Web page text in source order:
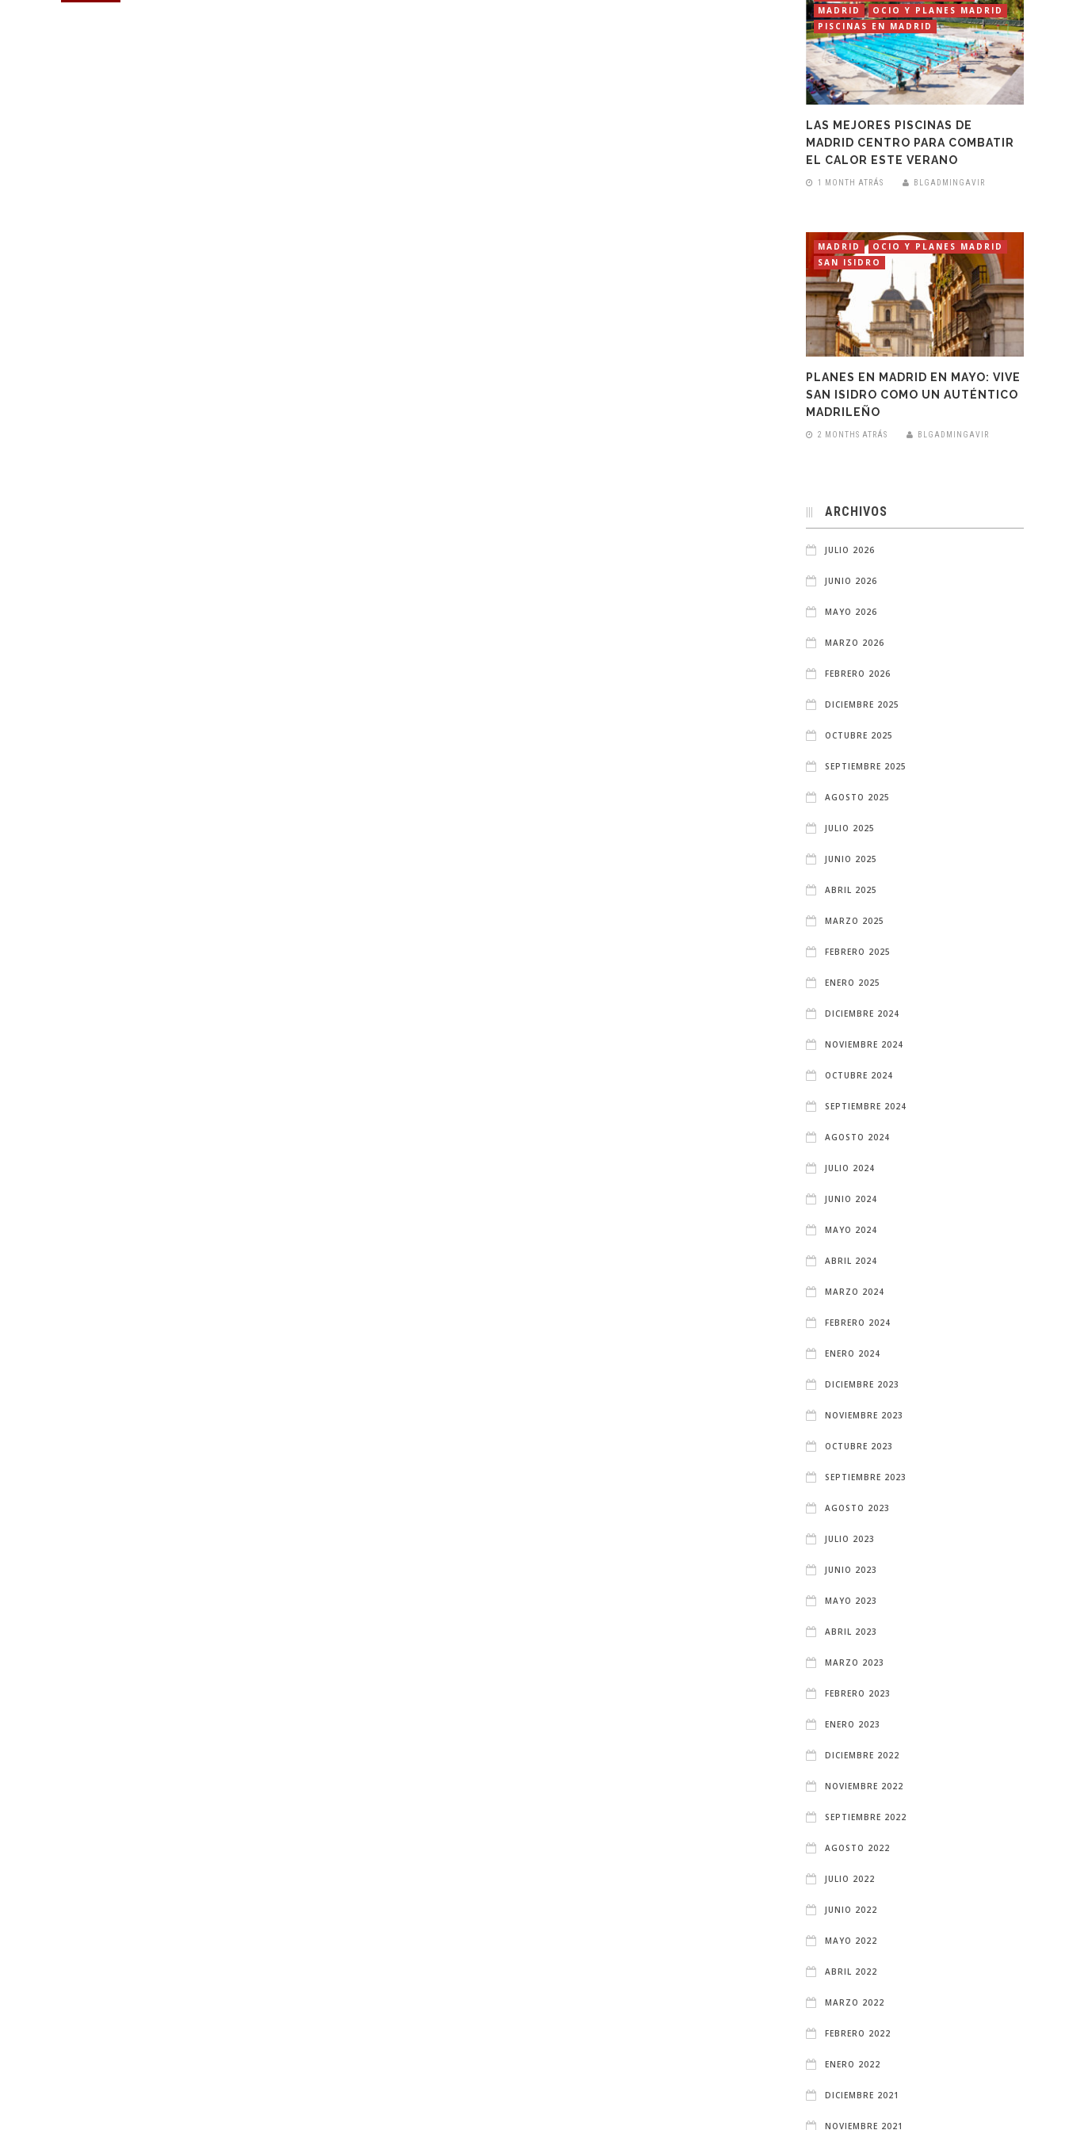
MADRID
OCIO Y PLANES MADRID
PISCINAS EN MADRID
LAS MEJORES PISCINAS DE
MADRID CENTRO PARA COMBATIR
EL CALOR ESTE VERANO
1 MONTH ATRÁS BLGADMINGAVIR
MADRID
OCIO Y PLANES MADRID
SAN ISIDRO
PLANES EN MADRID EN MAYO: VIVE
SAN ISIDRO COMO UN AUTÉNTICO
MADRILEÑO
2 MONTHS ATRÁS BLGADMINGAVIR
ARCHIVOS
JULIO 2026
JUNIO 2026
MAYO 2026
MARZO 2026
FEBRERO 2026
DICIEMBRE 2025
OCTUBRE 2025
SEPTIEMBRE 2025
AGOSTO 2025
JULIO 2025
JUNIO 2025
ABRIL 2025
MARZO 2025
FEBRERO 2025
ENERO 2025
DICIEMBRE 2024
NOVIEMBRE 2024
OCTUBRE 2024
SEPTIEMBRE 2024
AGOSTO 2024
JULIO 2024
JUNIO 2024
MAYO 2024
ABRIL 2024
MARZO 2024
FEBRERO 2024
ENERO 2024
DICIEMBRE 2023
NOVIEMBRE 2023
OCTUBRE 2023
SEPTIEMBRE 2023
AGOSTO 2023
JULIO 2023
JUNIO 2023
MAYO 2023
ABRIL 2023
MARZO 2023
FEBRERO 2023
ENERO 2023
DICIEMBRE 2022
NOVIEMBRE 2022
SEPTIEMBRE 2022
AGOSTO 2022
JULIO 2022
JUNIO 2022
MAYO 2022
ABRIL 2022
MARZO 2022
FEBRERO 2022
ENERO 2022
DICIEMBRE 2021
NOVIEMBRE 2021